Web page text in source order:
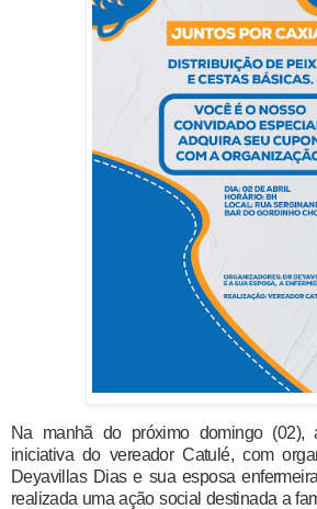
Na manhã do próximodomingo (02),
iniciativa do vereador Catulé, com
Deyavillas Dias e sua esposa
realizada uma ação social destinada a